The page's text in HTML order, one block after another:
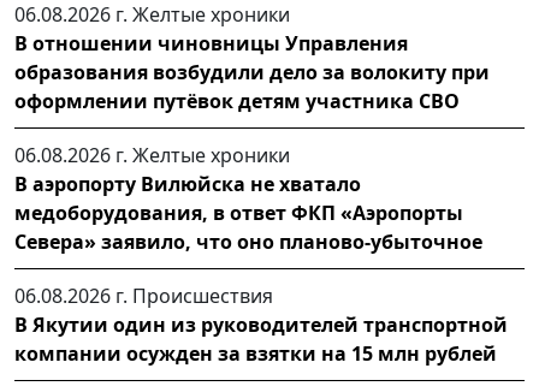
06.08.2026 г. Желтые хроники
В отношении чиновницы Управления
образования возбудили дело за волокиту при
оформлении путёвок детям участника СВО
06.08.2026 г. Желтые хроники
В аэропорту Вилюйска не хватало
медоборудования, в ответ ФКП «Аэропорты
Севера» заявило, что оно планово-убыточное
06.08.2026 г. Происшествия
В Якутии один из руководителей транспортной
компании осужден за взятки на 15 млн рублей